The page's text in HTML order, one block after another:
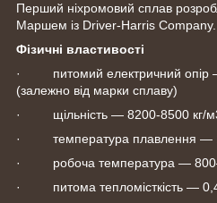
Перший ніхромовий сплав
Маршем із Driver-Harris Company.
Фізичні властивості
· питомий електричний опір
(залежно від марки сплаву)
· щільність — 8200-8500 кг/
· температура плавлення —
· робоча температура —
· питома тепломісткість —